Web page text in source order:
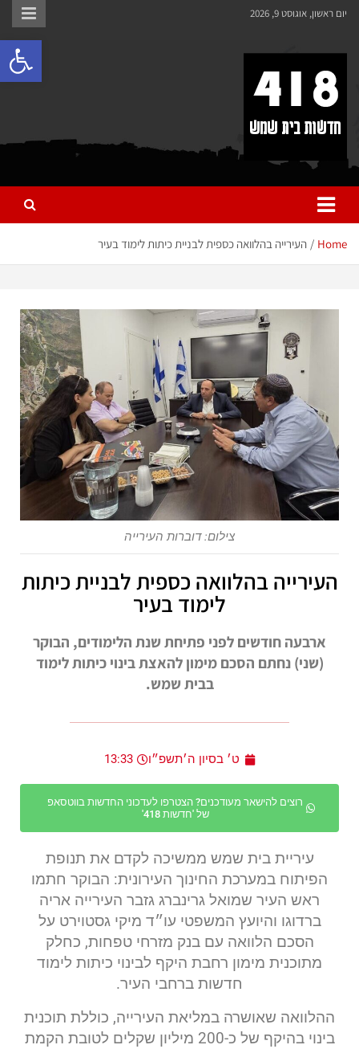
לתוכן
יום ראשון, אוגוסט 9, 2026
418 – חדשות בית שמש
כל מה שחדש ומעניין בבית שמש בכלל והחרדית בפרט
Home העירייה בהלוואה כספית לבניית כיתות לימוד בעיר
צילום: דוברות העירייה
העירייה בהלוואה כספית לבניית כיתות
לימוד בעיר
ארבעה חודשים לפני פתיחת שנת הלימודים, הבוקר
(שני) נחתם הסכם מימון להאצת בינוי כיתות לימוד
בבית שמש.
ט׳ בסיון ה׳תשפ״ו 13:33
רוצים להישאר מעודכנים? הצטרפו לעדכוני החדשות בווטסאפ
של 'חדשות 418'
עיריית בית שמש ממשיכה לקדם את תנופת
הפיתוח במערכת החינוך העירונית: הבוקר חתמו
ראש העיר שמואל גרינברג גזבר העירייה אריה
ברדוגו והיועץ המשפטי עו״ד מיקי גסטוירט על
הסכם הלוואה עם בנק מזרחי טפחות, כחלק
מתוכנית מימון רחבת היקף לבינוי כיתות לימוד
חדשות ברחבי העיר.
ההלוואה שאושרה במליאת העירייה, כוללת תוכנית
בינוי בהיקף של כ-200 מיליון שקלים לטובת הקמת